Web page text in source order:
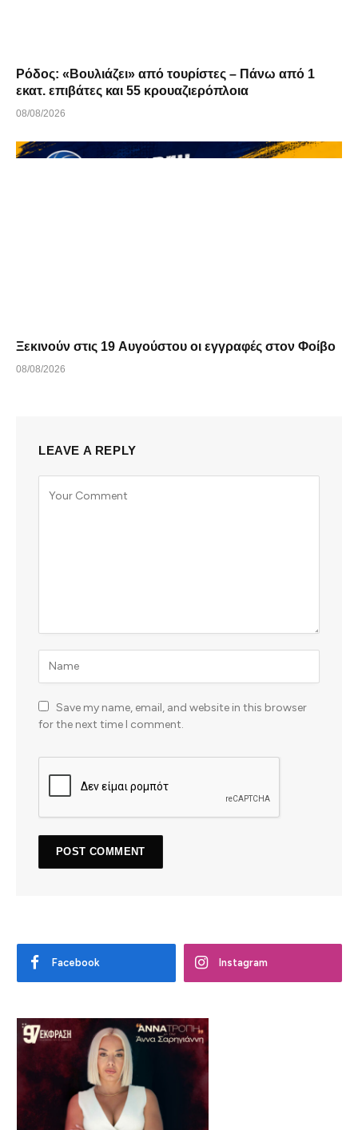
Ρόδος: «Βουλιάζει» από τουρίστες – Πάνω από 1
εκατ. επιβάτες και 55 κρουαζιερόπλοια
08/08/2026
Ξεκινούν στις 19 Αυγούστου οι εγγραφές στον Φοίβο
08/08/2026
LEAVE A REPLY
Save my name, email, and website in this browser
for the next time I comment.
Facebook Instagram